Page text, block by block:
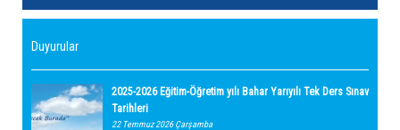
Duyurular
2025-2026 Eğitim-Öğretim yılı Bahar Yarıyılı Tek Ders Sınav
Tarihleri
22 Temmuz 2026 Çarşamba